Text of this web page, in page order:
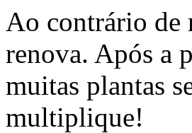
Ao contrário de
renova. Após a
muitas plantas
multiplique!